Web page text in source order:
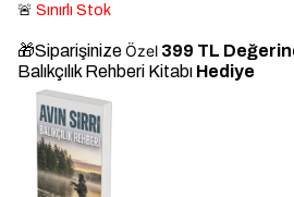
🚨 Sınırlı Stok
🎁SiparişinizeÖzel 399 TL
Balıkçılık Rehberi Kitabı Hediye